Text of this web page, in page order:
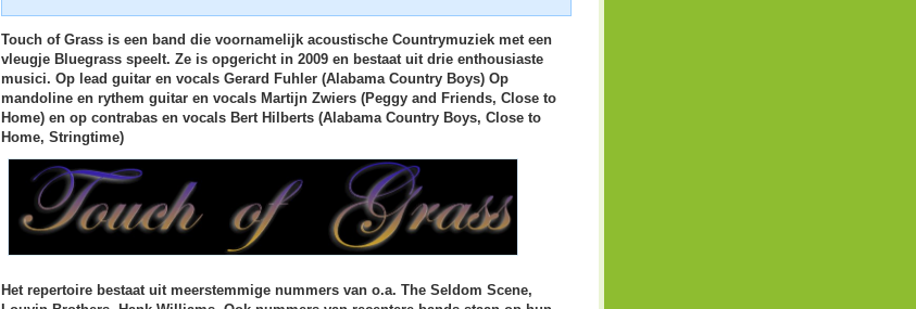
Touch of Grass is een band die voornamelijk acoustische Countrymuziek met een
vleugje Bluegrass speelt. Ze is opgericht in 2009 en bestaat uit drie enthousiaste
musici. Op lead guitar en vocals Gerard Fuhler (Alabama Country Boys) Op
mandoline en rythem guitar en vocals Martijn Zwiers (Peggy and Friends, Close to
Home) en op contrabas en vocals Bert Hilberts (Alabama Country Boys, Close to
Home, Stringtime)
Het repertoire bestaat uit meerstemmige nummers van o.a. The Seldom Scene,